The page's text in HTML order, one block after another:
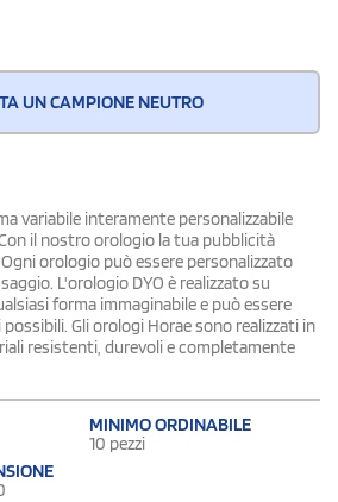
UN CAMPIONE NEUTRO
variabile interamente personalizzabile
il nostro orologio la tua pubblicità
orologio può essere personalizzato
L'orologio DYO è realizzato su
forma immaginabile e può essere
Gli orologi Horae sono realizzati in
resistenti, durevoli e completamente
MINIMO ORDINABILE
10 pezzi